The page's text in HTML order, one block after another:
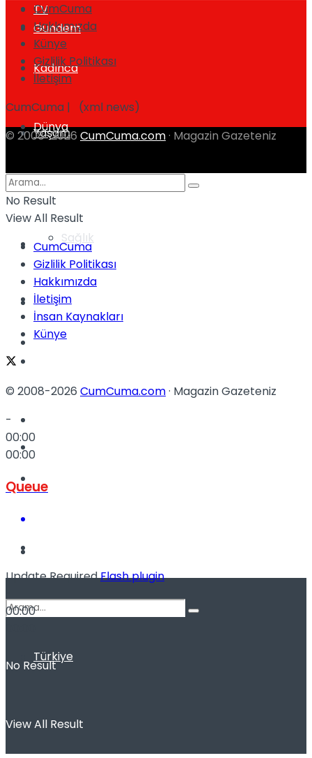
Gündem
Yaşam
Sağlık
TV
Kadınca
Türkiye
TV
Kadınca
Dünya
Türkiye
Müzik
Sinema
No Result
View All Result
CumCuma
Hakkımızda
Künye
Gizlilik Politikası
İletişim
CumCuma | (xml news)
© 2008-2026 CumCuma.com · Magazin Gazeteniz
No Result
View All Result
CumCuma
Gizlilik Politikası
Hakkımızda
İletişim
İnsan Kaynakları
Künye
© 2008-2026 CumCuma.com· Magazin Gazeteniz
-
00:00
00:00
Queue
Update RequiredFlash plugin
00:00